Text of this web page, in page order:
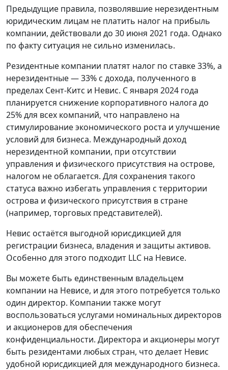
Предыдущие правила, позволявшие нерезидентным
юридическим лицам не платить налог на прибыль
компании, действовали до 30 июня 2021 года. Однако
по факту ситуация не сильно изменилась.
Резидентные компании платят налог по ставке 33%, а
нерезидентные — 33% с дохода, полученного в
пределах Сент-Китс и Невис. С января 2024 года
планируется снижение корпоративного налога до
25% для всех компаний, что направлено на
стимулирование экономического роста и улучшение
условий для бизнеса. Международный доход
нерезидентной компании, при отсутствии
управления и физического присутствия на острове,
налогом не облагается. Для сохранения такого
статуса важно избегать управления с территории
острова и физического присутствия в стране
(например, торговых представителей).
Невис остаётся выгодной юрисдикцией для
регистрации бизнеса, владения и защиты активов.
Особенно для этого подходит LLC на Невисе.
Вы можете быть единственным владельцем
компании на Невисе, и для этого потребуется только
один директор. Компании также могут
воспользоваться услугами номинальных директоров
и акционеров для обеспечения
конфиденциальности. Директора и акционеры могут
быть резидентами любых стран, что делает Невис
удобной юрисдикцией для международного бизнеса.